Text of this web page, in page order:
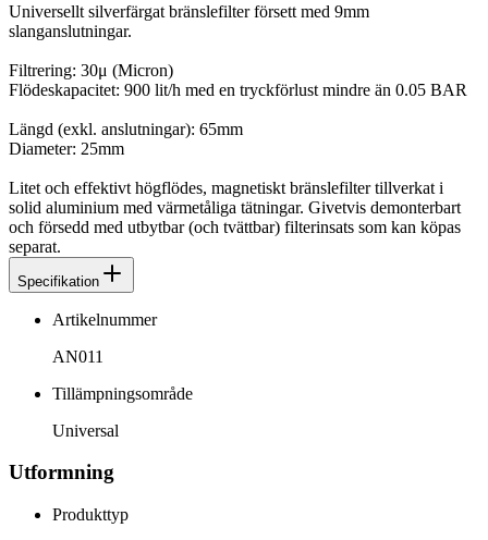
Universellt silverfärgat bränslefilter försett med 9mm
slanganslutningar.
Filtrering: 30μ (Micron)
Flödeskapacitet: 900 lit/h med en tryckförlust mindre än 0.05 BAR
Längd (exkl. anslutningar): 65mm
Diameter: 25mm
Litet och effektivt högflödes, magnetiskt bränslefilter tillverkat i
solid aluminium med värmetåliga tätningar. Givetvis demonterbart
och försedd med utbytbar (och tvättbar) filterinsats som kan köpas
separat.
Specifikation
Artikelnummer
AN011
Tillämpningsområde
Universal
Utformning
Produkttyp